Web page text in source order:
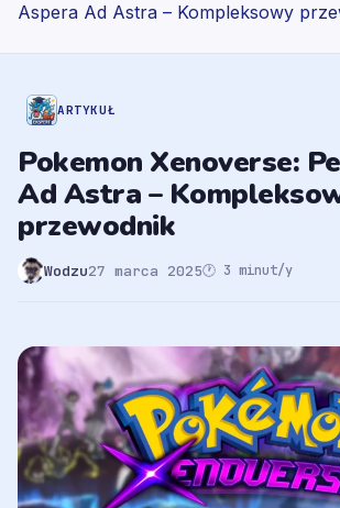
Aspera Ad Astra – Kompleksowy
ARTYKUŁ
Pokemon Xenoverse:
Ad Astra –
przewodnik
Wodzu27 marca 2025🕐 3 minut/y